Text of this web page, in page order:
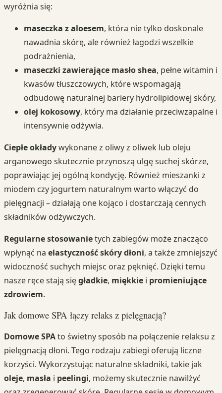
wyróżnia się:
maseczka z aloesem, która nie tylko doskonale
nawadnia skórę, ale również łagodzi wszelkie
podrażnienia,
maseczki zawierające masło shea, pełne witamin i
kwasów tłuszczowych, które wspomagają
odbudowę naturalnej bariery hydrolipidowej skóry,
olej kokosowy, który ma działanie przeciwzapalne i
intensywnie odżywia.
Ciepłe okładywykonane z oliwy z oliwek lub oleju
arganowego skutecznie przynoszą ulgę suchej skórze,
poprawiając jej ogólną kondycję. Również mieszanki z
miodem czy jogurtem naturalnym warto włączyć do
pielęgnacji – działają one kojąco i dostarczają cennych
składników odżywczych.
Regularne stosowanietych zabiegów może znacząco
wpłynąć na elastyczność skóry dłoni, a także zmniejszyć
widoczność suchych miejsc oraz pęknięć. Dzięki temu
nasze ręce stają sięgładkie, miękkie i promieniujące
zdrowiem.
Jak domowe SPA łączy relaks z pielęgnacją?
Domowe SPAto świetny sposób na połączenie relaksu z
pielęgnacją dłoni. Tego rodzaju zabiegi oferują liczne
korzyści. Wykorzystując naturalne składniki, takie jak
oleje, masła i peelingi, możemy skutecznie nawilżyć